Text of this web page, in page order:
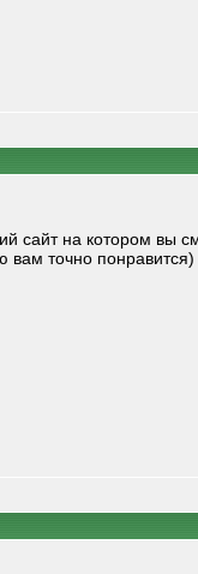
сайт на котором вы
вам точно понравится)